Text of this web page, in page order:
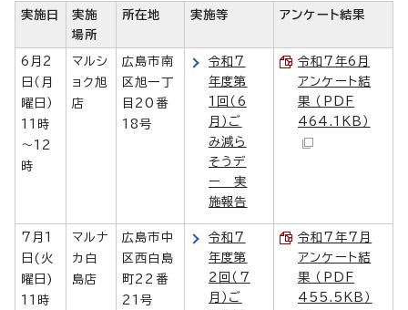
実施日
実施
場所
所在地 実施等 アンケート結果
6月2
日（月
曜日）
11時
～12
時
マルシ
ョク旭
店
広島市南
区旭一丁
目20番
18号
令和7
年度第
1回（6
月）ご
み減ら
そうデ
ー 実
施報告
令和7年6月
アンケート結
果 （PDF
464.1KB）
7月1
日(火
曜日)
11時
マルナ
カ白
島店
広島市中
区西白島
町22番
21号
令和7
年度第
2回（7
月）ご
令和7年7月
アンケート結
果 （PDF
455.5KB）